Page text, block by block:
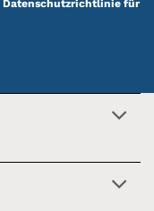
Datenschutzrichtlinie für